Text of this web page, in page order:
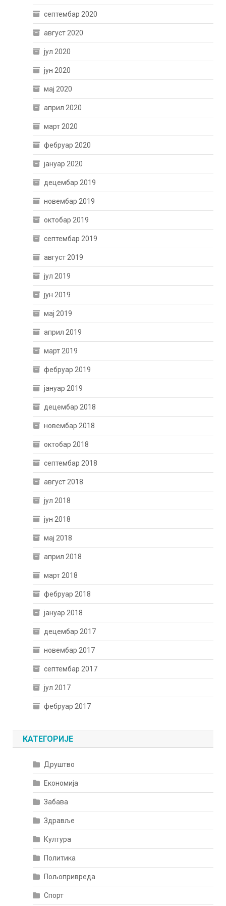
септембар 2020
август 2020
јул 2020
јун 2020
мај 2020
април 2020
март 2020
фебруар 2020
јануар 2020
децембар 2019
новембар 2019
октобар 2019
септембар 2019
август 2019
јул 2019
јун 2019
мај 2019
април 2019
март 2019
фебруар 2019
јануар 2019
децембар 2018
новембар 2018
октобар 2018
септембар 2018
август 2018
јул 2018
јун 2018
мај 2018
април 2018
март 2018
фебруар 2018
јануар 2018
децембар 2017
новембар 2017
септембар 2017
јул 2017
фебруар 2017
КАТЕГОРИЈЕ
Друштво
Економија
Забава
Здравље
Култура
Политика
Пољопривреда
Спорт